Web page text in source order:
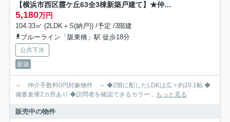
【横浜市西区霞ケ丘63全3棟新築戸建て】★仲介手数料無料★
5,180万円
104.33㎡ (2LDK＋S(納戸)) /予定 /3階建
ブルーライン「阪東橋」駅 徒歩18分
公共下水
新築
～ 仲介手数料0円対象物件 ～ ◆2階に配したLDKは広々約20.1帖 ◆
備蓄倉庫2カ所あり ◆訪問者を確認できるカラー... もっと見る
販売中の物件